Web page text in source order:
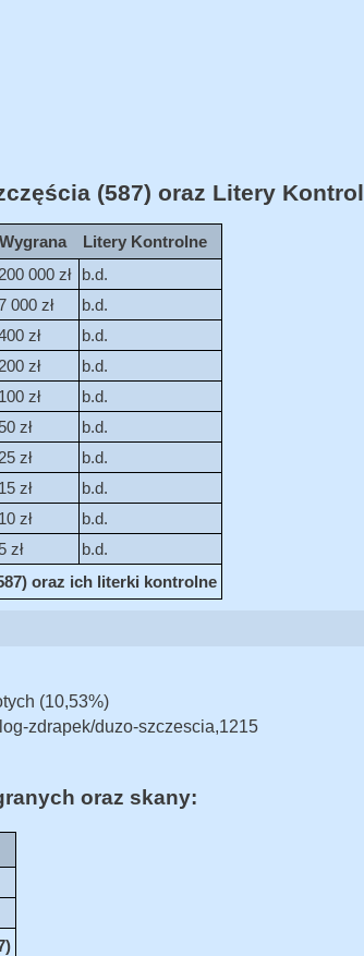
(587) oraz Litery
Wygrana
Litery Kontrolne
200 000 zł
b.d.
000 zł
b.d.
zł
b.d.
200 zł
b.d.
100 zł
b.d.
50 zł
b.d.
25 zł
b.d.
15 zł
b.d.
10 zł
b.d.
5 zł
b.d.
oraz ich literki kontrolne
(10,53%)
zdrapek/duzo-szczescia,1215
oraz skany: